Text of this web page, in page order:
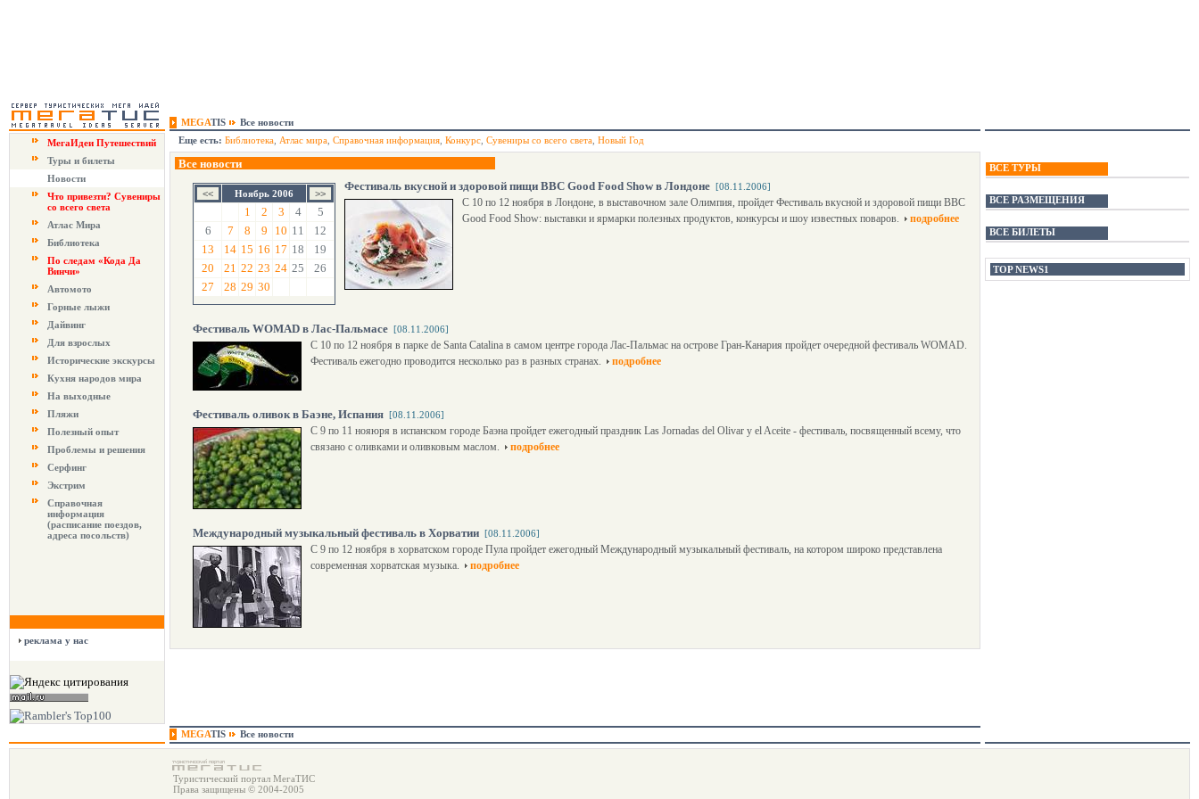
MEGATIS
Все новости
МегаИдеи Путешествий
Туры и билеты
Новости
Что привезти? Сувениры
со всего света
Атлас Мира
Библиотека
По следам «Кода Да
Винчи»
Автомото
Горные лыжи
Дайвинг
Для взрослых
Исторические экскурсы
Кухня народов мира
На выходные
Пляжи
Полезный опыт
Проблемы и решения
Серфинг
Экстрим
Справочная
информация
(расписание поездов,
адреса посольств)
реклама у нас
Еще есть: Библиотека Атлас мира Справочная информация Конкурс Сувениры со всего света Новый Год
Все новости
Ноябрь 2006
1 2 3 4
5
6
7 8 9 10 11
12
13
14 15 16 17 18
19
20
21 22 23 24 25
26
27
28 29 30
Фестиваль вкусной и здоровой пищи BBC Good Food Show в Лондоне [08.11.2006]
С 10 по 12 ноября в Лондоне, в выставочном зале Олимпия, пройдет Фестиваль вкусной и здоровой пищи BBC
Good Food Show: выставки и ярмарки полезных продуктов, конкурсы и шоу известных поваров.
подробнее
Фестиваль WOMAD в Лас-Пальмасе [08.11.2006]
С 10 по 12 ноября в парке de Santa Catalina в самом центре города Лас-Пальмас на острове Гран-Канария пройдет очередной фестиваль WOMAD.
Фестиваль ежегодно проводится несколько раз в разных странах.
подробнее
Фестиваль оливок в Баэне, Испания [08.11.2006]
С 9 по 11 нояюря в испанском городе Баэна пройдет ежегодный праздник Las Jornadas del Olivar y el Aceite - фестиваль, посвященный всему, что
связано с оливками и оливковым маслом.
подробнее
Международный музыкальный фестиваль в Хорватии [08.11.2006]
С 9 по 12 ноября в хорватском городе Пула пройдет ежегодный Международный музыкальный фестиваль, на котором широко представлена
современная хорватская музыка.
подробнее
ВСЕ ТУРЫ
ВСЕ РАЗМЕЩЕНИЯ
ВСЕ БИЛЕТЫ
TOP NEWS1
MEGATIS Все новости
Туристический портал МегаТИС
Права защищены © 2004-2005